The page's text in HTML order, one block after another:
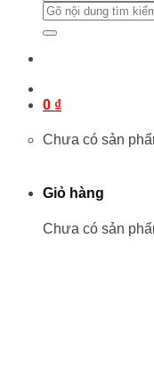
Tìm
kiếm:
0 ₫
Chưa có sản
Giỏ hàng
Chưa có sản